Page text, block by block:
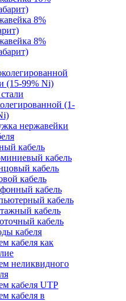
8%
8%
(15-99% Ni)
(1-
нержавейки
кабель
кабель
кабель
кабель
кабель
кабель
кабель
кабель
кабеля
кабеля как
неликвидного
кабеля UTP
кабеля в